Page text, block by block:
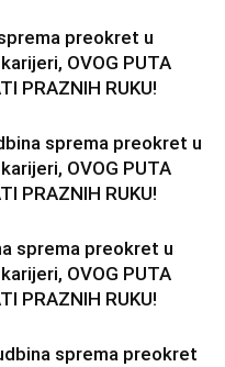
preokret u
OVOG PUTA
PRAZNIH RUKU!
sprema preokret u
OVOG PUTA
PRAZNIH RUKU!
sprema preokret u
OVOG PUTA
PRAZNIH RUKU!
sprema preokret